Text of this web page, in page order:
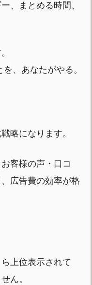
、まとめる時間、
、あなたがやる。
略になります。
客様の声・口コ
広告費の効率が格
上位表示されて
ん。